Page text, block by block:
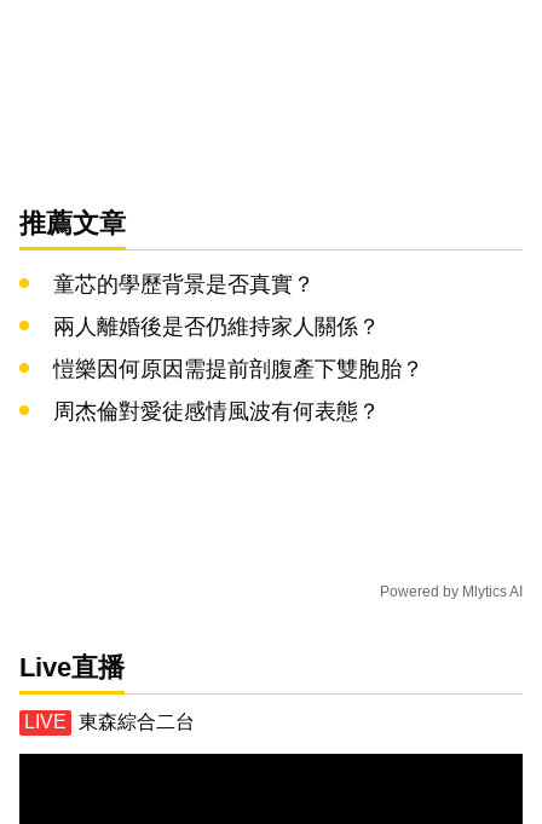
推薦文章
童芯的學歷背景是否真實？
兩人離婚後是否仍維持家人關係？
愷樂因何原因需提前剖腹產下雙胞胎？
周杰倫對愛徒感情風波有何表態？
Powered by Mlytics AI
Live直播
東森綜合二台